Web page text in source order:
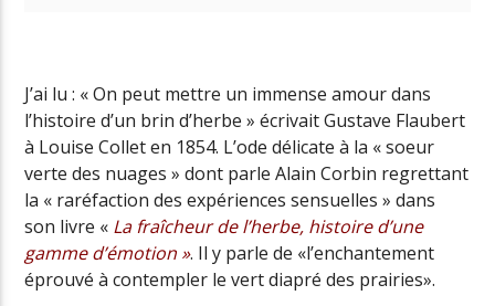
J’ai lu : « On peut mettre un immense amour dans
l’histoire d’un brin d’herbe » écrivait Gustave Flaubert
à Louise Collet en 1854. L’ode délicate à la « soeur
verte des nuages » dont parle Alain Corbin regrettant
la « raréfaction des expériences sensuelles » dans
son livre « La fraîcheur de l’herbe, histoire d’une
gamme d’émotion ». Il y parle de «l’enchantement
éprouvé à contempler le vert diapré des prairies».